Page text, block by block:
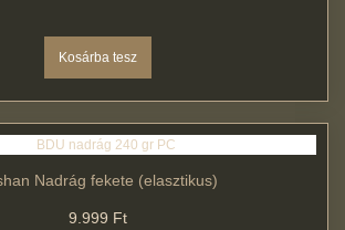
Nadrág fekete (elasztikus)
9.999 Ft